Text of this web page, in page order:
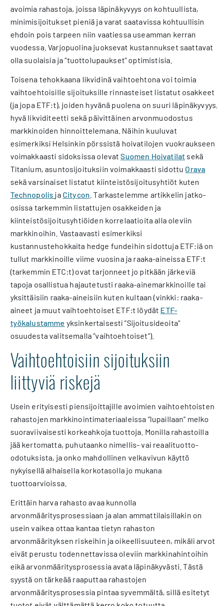
avoimia rahastoja, joissa läpinäkyvyys on kohtuullista,
minimisijoitukset pieniä ja varat saatavissa kohtuullisin
ehdoin pois tarpeen niin vaatiessa useamman kerran
vuodessa. Varjopuolina juoksevat kustannukset saattavat
olla suolaisia ja ”tuottolupaukset” optimistisia.
Toisena tehokkaana likvidinä vaihtoehtona voi toimia
vaihtoehtoisille sijoituksille rinnasteiset listatut osakkeet
(ja jopa ETF:t), joiden hyvänä puolena on suuri läpinäkyvyys,
hyvä likviditeetti sekä päivittäinen arvonmuodostus
markkinoiden hinnoittelemana. Näihin kuuluvat
esimerkiksi Helsinkin pörssistä hoivatilojen vuokraukseen
voimakkaasti sidoksissa olevatSuomen Hoivatilat sekä
Titanium, asuntosijoituksiin voimakkaasti sidottu Orava
sekä varsinaiset listatut kiinteistösijoitusyhtiöt kuten
Technopolis ja Citycon . Tarkastelemme artikkelin jatko-
osissa tarkemmin listattujen osakkeiden ja
kiinteistösijoitusyhtiöiden korrelaatioita alla oleviin
markkinoihin. Vastaavasti esimerkiksi
kustannustehokkaita hedge fundeihin sidottuja ETF:iä on
tullut markkinoille viime vuosina ja raaka-aineissa ETF:t
(tarkemmin ETC:t) ovat tarjonneet jo pitkään järkeviä
tapoja osallistua hajautetusti raaka-ainemarkkinoille tai
yksittäisiin raaka-aineisiin kuten kultaan (vinkki: raaka-
aineet ja muut vaihtoehtoiset ETF:t löydät ETF-
työkalustamme yksinkertaisesti ”Sijoitusideoita”
osuudesta valitsemalla ”vaihtoehtoiset”).
Vaihtoehtoisiin sijoituksiin
liittyviä riskejä
Usein erityisesti piensijoittajille avoimien vaihtoehtoisten
rahastojen markkinointimateriaaleissa ”lupaillaan” melko
suoraviivaisesti korkeahkoja tuottoja. Monilla rahastoilla
jää kertomatta, puhutaanko nimellis- vai reaalituotto-
odotuksista, ja onko mahdollinen velkavivun käyttö
nykyisellä alhaisella korkotasolla jo mukana
tuottoarvioissa.
Erittäin harva rahasto avaa kunnolla
arvonmääritysprosessiaan ja alan ammattilaisillakin on
usein vaikea ottaa kantaa tietyn rahaston
arvonmäärityksen riskeihin ja oikeellisuuteen, mikäli arvot
eivät perustu todennettavissa oleviin markkinahintoihin
eikä arvonmääritysprosessia avata läpinäkyvästi. Tästä
syystä on tärkeää raaputtaa rahastojen
arvonmääritysprosessia pintaa syvemmältä, sillä esitetyt